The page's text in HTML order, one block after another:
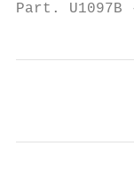
Part. U1097B